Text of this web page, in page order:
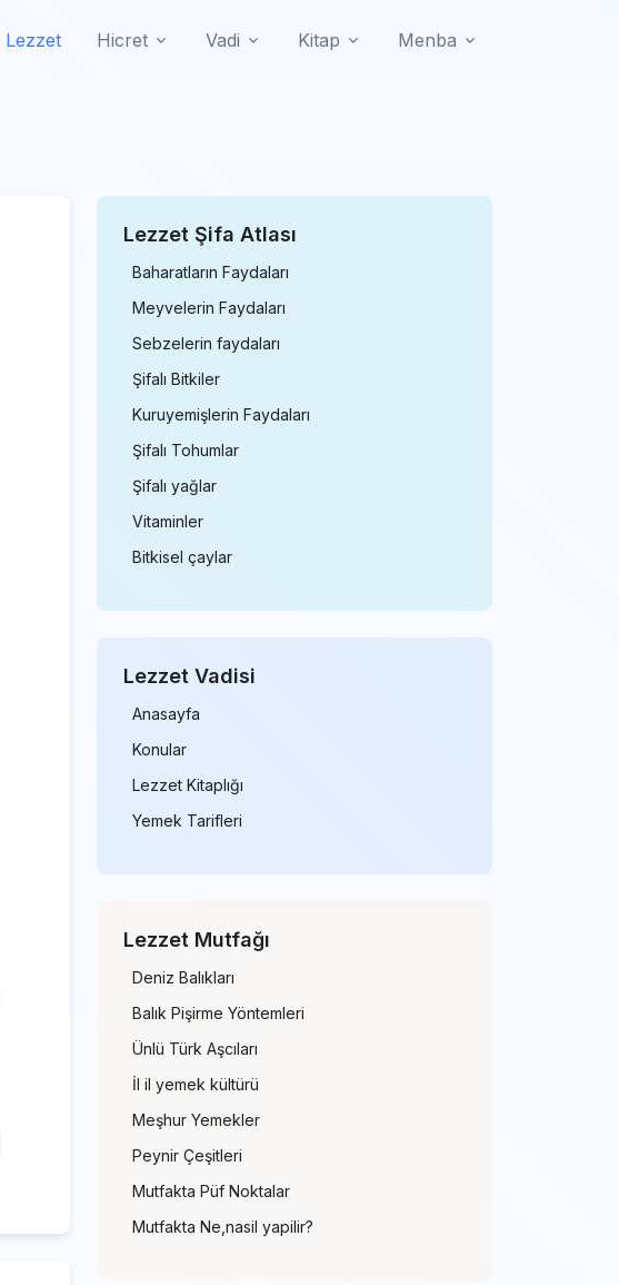
Lezzet Hicret Vadi Kitap Menba
Lezzet Şifa Atlası
Baharatların Faydaları
Meyvelerin Faydaları
Sebzelerin faydaları
Şifalı Bitkiler
Kuruyemişlerin Faydaları
Şifalı Tohumlar
Şifalı yağlar
Vitaminler
Bitkisel çaylar
Lezzet Vadisi
Anasayfa
Konular
Lezzet Kitaplığı
Yemek Tarifleri
Lezzet Mutfağı
Deniz Balıkları
Balık Pişirme Yöntemleri
Ünlü Türk Aşcıları
İl il yemek kültürü
Meşhur Yemekler
Peynir Çeşitleri
Mutfakta Püf Noktalar
Mutfakta Ne,nasil yapilir?